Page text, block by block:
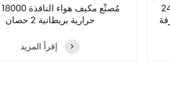
حرارية بريطانية 2 حصان
إقرأ المزيد
24000